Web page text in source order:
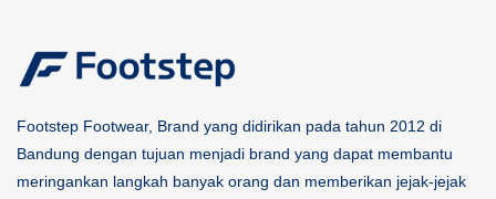
Footstep Footwear, Brand yang didirikan pada tahun 2012 di
Bandung dengan tujuan menjadi brand yang dapat membantu
meringankan langkah banyak orang dan memberikan jejak-jejak